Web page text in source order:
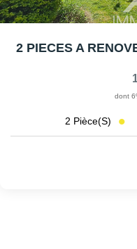
2 PIECES A
dont
2 Pièce(s)